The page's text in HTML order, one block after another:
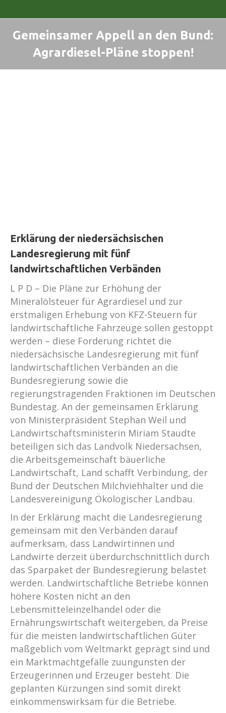
Gemeinsamer Appell an den Bund:
Agrardiesel-Pläne stoppen!
Sie befinden sich hier:
Erklärung der niedersächsischen
Landesregierung mit fünf
landwirtschaftlichen Verbänden
L P D – Die Pläne zur Erhöhung der
Mineralölsteuer für Agrardiesel und zur
erstmaligen Erhebung von KFZ-Steuern für
landwirtschaftliche Fahrzeuge sollen gestoppt
werden – diese Forderung richtet die
niedersächsische Landesregierung mit fünf
landwirtschaftlichen Verbänden an die
Bundesregierung sowie die
regierungstragenden Fraktionen im Deutschen
Bundestag. An der gemeinsamen Erklärung
von Ministerpräsident Stephan Weil und
Landwirtschaftsministerin Miriam Staudte
beteiligen sich das Landvolk Niedersachsen,
die Arbeitsgemeinschaft bäuerliche
Landwirtschaft, Land schafft Verbindung, der
Bund der Deutschen Milchviehhalter und die
Landesvereinigung Ökologischer Landbau.
In der Erklärung macht die Landesregierung
gemeinsam mit den Verbänden darauf
aufmerksam, dass Landwirtinnen und
Landwirte derzeit überdurchschnittlich durch
das Sparpaket der Bundesregierung belastet
werden. Landwirtschaftliche Betriebe können
höhere Kosten nicht an den
Lebensmitteleinzelhandel oder die
Ernährungswirtschaft weitergeben, da Preise
für die meisten landwirtschaftlichen Güter
maßgeblich vom Weltmarkt geprägt sind und
ein Marktmachtgefälle zuungunsten der
Erzeugerinnen und Erzeuger besteht. Die
geplanten Kürzungen sind somit direkt
einkommenswirksam für die Betriebe.